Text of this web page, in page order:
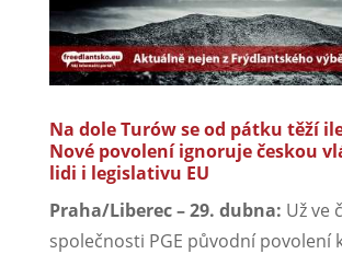
Na dole Turów se od pátku těží
Nové povolení ignoruje českou
lidi i legislativu EU
Praha/Liberec – 29. dubna: Už ve
společnosti PGE původní povolení